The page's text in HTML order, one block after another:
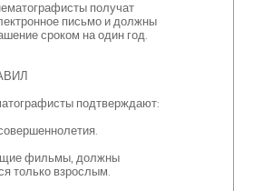
получат
письмо и должны
сроком на один год.
подтверждают:
фильмы, должны
только взрослым.